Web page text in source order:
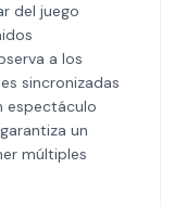
del juego
a los
sincronizadas
espectáculo
un
múltiples